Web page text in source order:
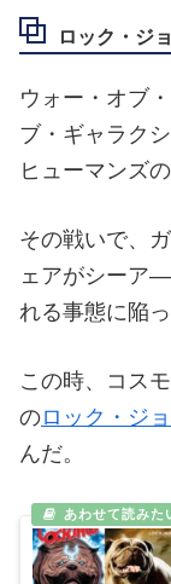
ロック・ジ
ウォー・オブ
ブ・ギャラク
ヒューマンズ
その戦いで、
ェアがシーア
れる事態に陥っ
この時、コス
のロック・ジ
んだ。